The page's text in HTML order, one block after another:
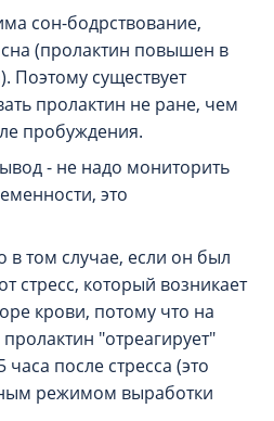
сон-бодрствование,
(пролактин повышен в
Поэтому существует
пролактин не ране, чем
пробуждения.
- не надо мониторить
это
в том случае, если он был
стресс, который возникает
крови, потому что на
"отреагирует"
часа после стресса (это
режимом выработки